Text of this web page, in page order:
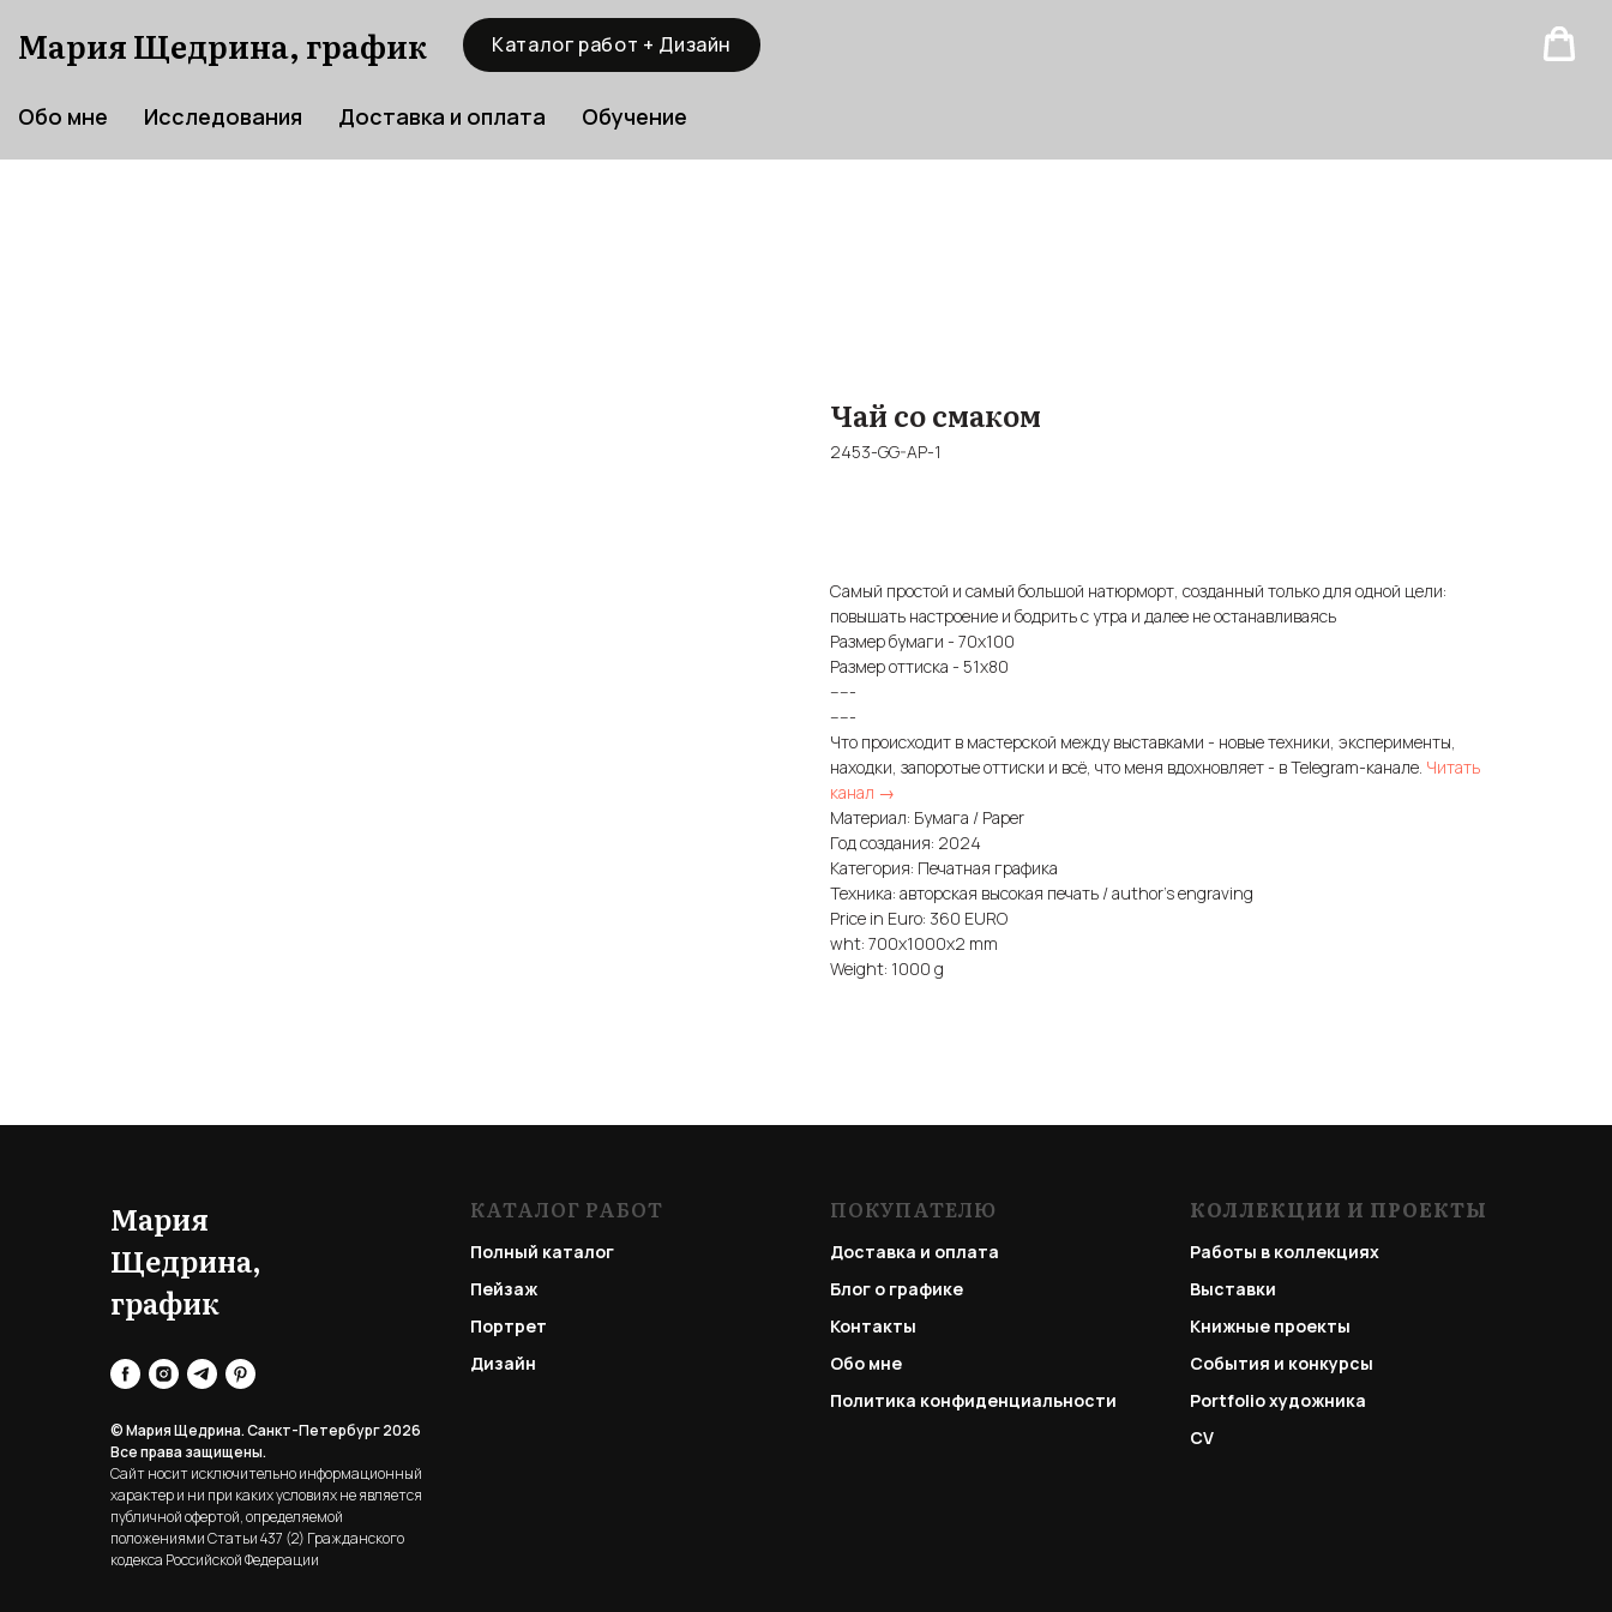
Мария Щедрина, график Каталог работ + Дизайн
Обо мне Исследования Доставка и оплата Обучение
Чай со смаком
2453-GG-AP-1
Самый простой и самый большой натюрморт, созданный только для одной цели:
повышать настроение и бодрить с утра и далее не останавливаясь
Размер бумаги - 70х100
Размер оттиска - 51х80
-----
-----
Что происходит в мастерской между выставками - новые техники, эксперименты,
находки, запоротые оттиски и всё, что меня вдохновляет - в Telegram-канале. Читать
канал →
Материал: Бумага / Paper
Год создания: 2024
Категория: Печатная графика
Техника: авторская высокая печать / author's engraving
Price in Euro: 360 EURO
wht: 700x1000x2 mm
Weight: 1000 g
Мария
Щедрина,
график
© Мария Щедрина. Санкт-Петербург 2026
Все права защищены.
Сайт носит исключительно информационный
характер и ни при каких условиях не является
публичной офертой, определяемой
положениями Статьи 437 (2) Гражданского
кодекса Российской Федерации
КАТАЛОГ РАБОТ
Полный каталог
Пейзаж
Портрет
Дизайн
ПОКУПАТЕЛЮ
Доставка и оплата
Блог о графике
Контакты
Обо мне
Политика конфиденциальности
КОЛЛЕКЦИИ И ПРОЕКТЫ
Работы в коллекциях
Выставки
Книжные проекты
События и конкурсы
Portfolioхудожника
CV